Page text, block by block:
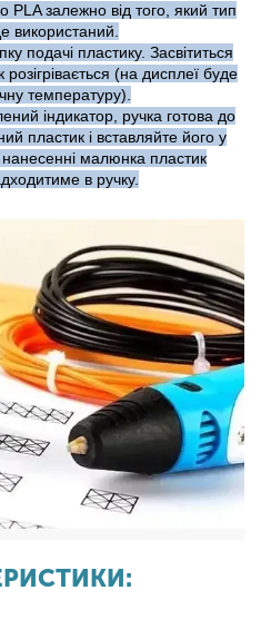
залежно від того, який тип
використаний.
подачі пластику. Засвітиться
(на дисплеї буде
температуру).
індикатор, ручка готова до
пластик і вставляйте його у
малюнка пластик
в ручку.